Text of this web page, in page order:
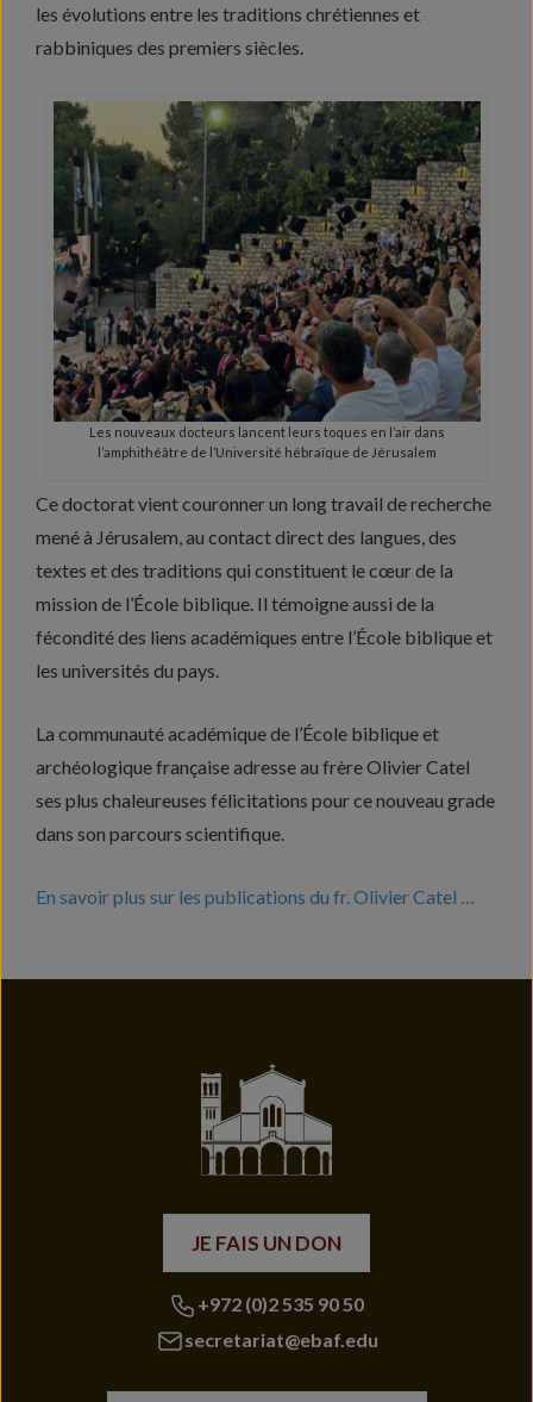
les évolutions entre les traditions chrétiennes et
rabbiniques des premiers siècles.
Les nouveaux docteurs lancent leurs toques en l’air dans
l’amphithéâtre de l’Université hébraïque de Jérusalem
Ce doctorat vient couronner un long travail de recherche
mené à Jérusalem, au contact direct des langues, des
textes et des traditions qui constituent le cœur de la
mission de l’École biblique. Il témoigne aussi de la
fécondité des liens académiques entre l’École biblique et
les universités du pays.
La communauté académique de l’École biblique et
archéologique française adresse au frère Olivier Catel
ses plus chaleureuses félicitations pour ce nouveau grade
dans son parcours scientifique.
En savoir plus sur les publications du fr. Olivier Catel …
JE FAIS UN DON
+972 (0)2 535 90 50
secretariat@ebaf.edu